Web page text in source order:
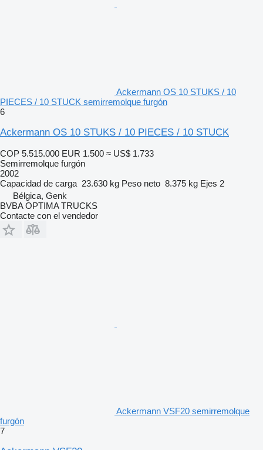
Ackermann OS 10 STUKS / 10
PIECES / 10 STUCK semirremolque furgón
6
Ackermann OS 10 STUKS / 10 PIECES / 10 STUCK
COP 5.515.000 EUR 1.500 ≈ US$ 1.733
Semirremolque furgón
2002
Capacidad de carga 23.630 kg Peso neto 8.375 kg Ejes 2
Bélgica, Genk
BVBA OPTIMA TRUCKS
Contacte con el vendedor
Ackermann VSF20 semirremolque
furgón
7